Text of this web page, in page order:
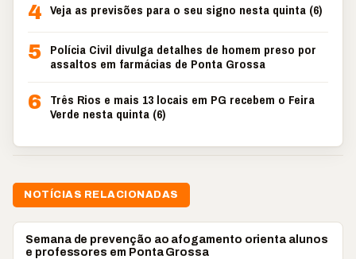
4 Veja as previsões para o seu signo nesta quinta (6)
5 Polícia Civil divulga detalhes de homem preso por
assaltos em farmácias de Ponta Grossa
6 Três Rios e mais 13 locais em PG recebem o Feira
Verde nesta quinta (6)
NOTÍCIAS RELACIONADAS
PONTA GROSSA
Semana de prevenção ao afogamento orienta alunos
e professores em Ponta Grossa